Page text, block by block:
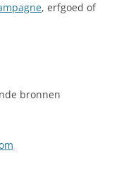
, erfgoed of
bronnen